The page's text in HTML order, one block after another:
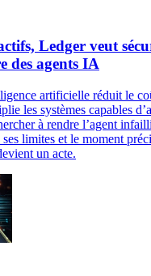
Ledger veut
des agents IA
artificielle réduit le
les systèmes capables
à rendre l’agent
limites et le moment
un acte.